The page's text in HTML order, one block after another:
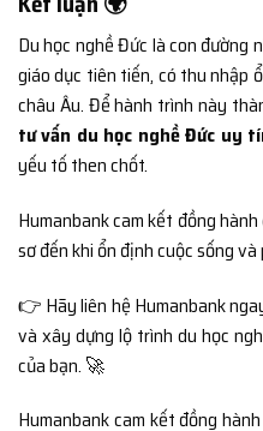
Du học nghề Đức là con đường
giáo dục tiên tiến, có thu nhập
châu Âu. Để hành trình này
tư vấn du học nghề Đức uy
yếu tố then chốt.
Humanbank cam kết đồng
sơ đến khi ổn định cuộc sống
👉 Hãy liên hệ Humanbank
và xây dựng lộ trình du học
của bạn. 🚀
Humanbank cam kết đồng